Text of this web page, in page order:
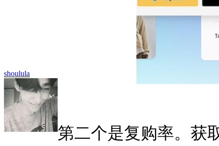
shoulula
第二个是复购率。获